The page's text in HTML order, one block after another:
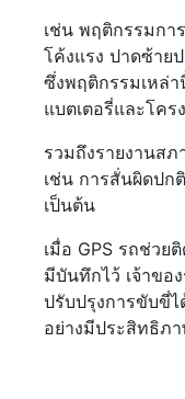
เช่น พฤติกรรมกา
โค้งแรง ปาดซ้าย
ซึ่งพฤติกรรมเหล่
แบตเตอรี่และโคร
รวมถึงรายงานส
เช่น การสั่นผิดปก
เป็นต้น
เมื่อ GPS รถช่วย
มีบันทึกไว้ เจ้าขอ
ปรับปรุงการขับขี่
อย่างมีประสิทธิภ